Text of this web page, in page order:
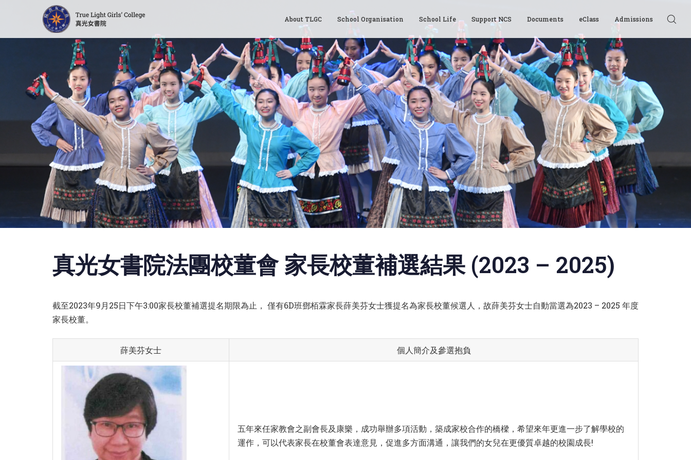
About TLGC School Organisation School Life Support NCS Documents eClass Admissions
真光女書院法團校董會 家長校董補選結果 (2023 – 2025)
截至2023年9月25日下午3:00家長校董補選提名期限為止， 僅有6D班鄧栢霖家長薛美芬女士獲提名為家長校董候選人，故薛美芬女士自動當選為2023 – 2025 年度
家長校董。
薛美芬女士 個人簡介及參選抱負
五年來任家教會之副會長及康樂，成功舉辦多項活動，築成家校合作的橋樑，希望來年更進一步了解學校的
運作，可以代表家長在校董會表達意見，促進多方面溝通，讓我們的女兒在更優質卓越的校園成長!